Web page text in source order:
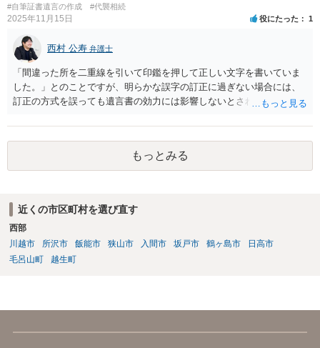
#自筆証書遺言の作成
#代襲相続
2025年11月15日 役にたった 1
西村 公寿 弁護士
「間違った所を二重線を引いて印鑑を押して正しい文字を書いていま
した。」とのことですが、明らかな誤字の訂正に過ぎない場合には、
訂正の方式を誤っても遺言書の効力には影響しないとされているよう
もっとみる
近くの市区町村を選び直す
西部
川越市
所沢市 飯能市 狭山市 入間市 坂戸市 鶴ヶ島市
日高市
毛呂山町
越生町